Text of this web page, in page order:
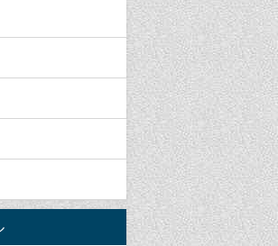
い？全世界5000万ダウ
たい、Eパークくす
窓口
2020年3月14日